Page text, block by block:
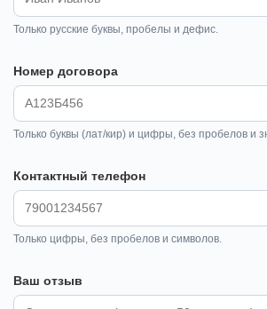
Только русские буквы, пробелы и дефис.
Номер договора
Только буквы (лат/кир) и цифры, без пробелов и
Контактный телефон
Только цифры, без пробелов и символов.
Ваш отзыв